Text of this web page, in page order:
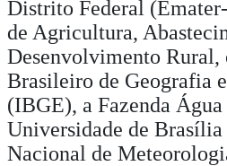
Distrito Federal
de Agricultura,
Desenvolvimento Rural,
Brasileiro de Geografia
(IBGE), a Fazenda
Universidade de
Nacional de